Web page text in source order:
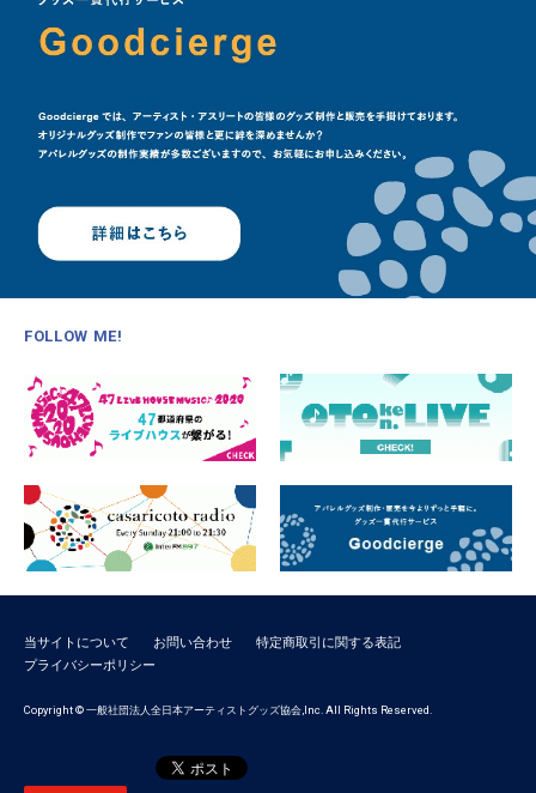
FOLLOW ME!
当サイトについて お問い合わせ
特定商取引に関する表記
プライバシーポリシー
Copyright © 一般社団法人全日本アーティストグッズ協会,Inc. All Rights Reserved.